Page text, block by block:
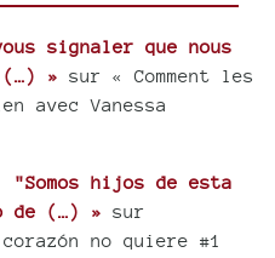
signaler que nous
(…) » sur « Comment les
avec Vanessa
hijos de esta
de (…) » sur
no quiere #1